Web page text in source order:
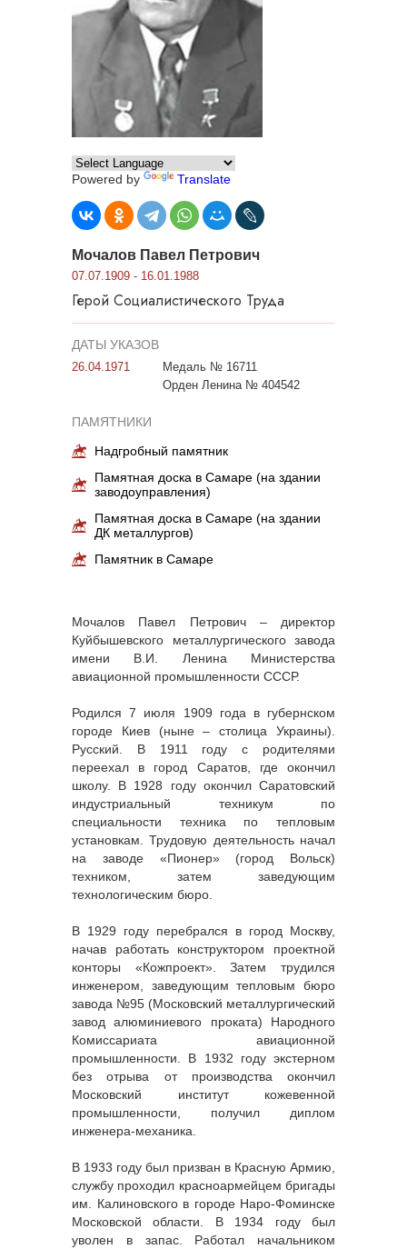
Powered by Translate
Мочалов Павел Петрович
07.07.1909 - 16.01.1988
Герой Социалистического Труда
ДАТЫ УКАЗОВ
26.04.1971
Медаль № 16711
Орден Ленина № 404542
ПАМЯТНИКИ
Надгробный памятник
Памятная доска в Самаре (на здании
заводоуправления)
Памятная доска в Самаре (на здании
ДК металлургов)
Памятник в Самаре
Мочалов Павел Петрович – директор
Куйбышевского металлургического завода
имени В.И. Ленина Министерства
авиационной промышленности СССР.
Родился 7 июля 1909 года в губернском
городе Киев (ныне – столица Украины).
Русский. В 1911 году с родителями
переехал в город Саратов, где окончил
школу. В 1928 году окончил Саратовский
индустриальный техникум по
специальности техника по тепловым
установкам. Трудовую деятельность начал
на заводе «Пионер» (город Вольск)
техником, затем заведующим
технологическим бюро.
В 1929 году перебрался в город Москву,
начав работать конструктором проектной
конторы «Кожпроект». Затем трудился
инженером, заведующим тепловым бюро
завода №95 (Московский металлургический
завод алюминиевого проката) Народного
Комиссариата авиационной
промышленности. В 1932 году экстерном
без отрыва от производства окончил
Московский институт кожевенной
промышленности, получил диплом
инженера-механика.
В 1933 году был призван в Красную Армию,
службу проходил красноармейцем бригады
им. Калиновского в городе Наро-Фоминске
Московской области. В 1934 году был
уволен в запас. Работал начальником